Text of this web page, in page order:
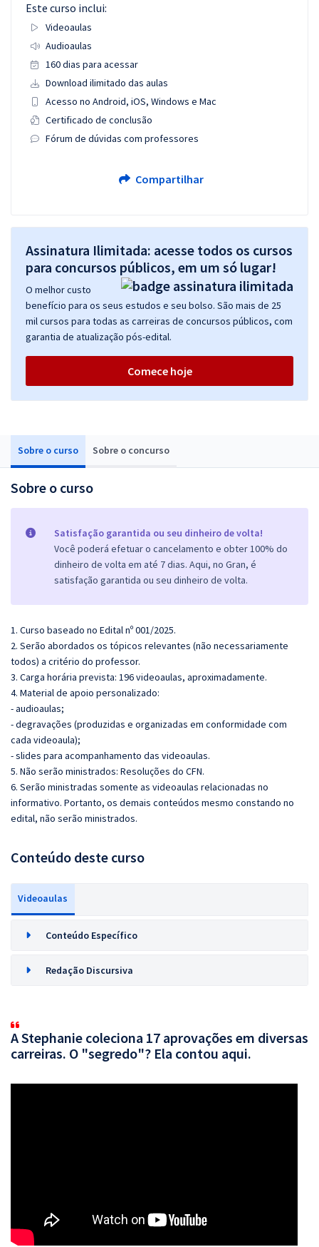
Sobre o curso Sobre o concurso
Sobre o curso
Satisfação garantida ou seu dinheiro de volta!
Você poderá efetuar o cancelamento e obter 100% do
dinheiro de volta em até 7 dias. Aqui, no Gran, é
satisfação garantida ou seu dinheiro de volta.
1. Curso baseado no Edital nº 001/2025.
2. Serão abordados os tópicos relevantes (não necessariamente
todos) a critério do professor.
3. Carga horária prevista: 196 videoaulas, aproximadamente.
4. Material de apoio personalizado:
- audioaulas;
- degravações (produzidas e organizadas em conformidade com
cada videoaula);
- slides para acompanhamento das videoaulas.
5. Não serão ministrados: Resoluções do CFN.
6. Serão ministradas somente as videoaulas relacionadas no
informativo. Portanto, os demais conteúdos mesmo constando no
edital, não serão ministrados.
Conteúdo deste curso
Videoaulas
Conteúdo Específico
Redação Discursiva
A Stephanie coleciona 17 aprovações em diversas
carreiras. O "segredo"? Ela contou aqui.
Este curso inclui:
Videoaulas
Audioaulas
160 dias para acessar
Download ilimitado das aulas
Acesso no Android, iOS, Windows e Mac
Certificado de conclusão
Fórum de dúvidas com professores
Compartilhar
Assinatura Ilimitada: acesse todos os cursos
para concursos públicos, em um só lugar!
O melhor custo
benefício para os seus estudos e seu bolso. São mais de 25
mil cursos para todas as carreiras de concursos públicos, com
garantia de atualização pós-edital.
Comece hoje